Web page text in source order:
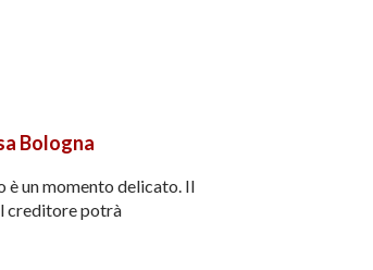
Bologna
un momento delicato. Il
creditore potrà